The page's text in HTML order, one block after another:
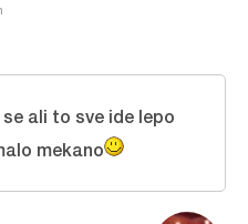
ali to sve ide lepo
mekano